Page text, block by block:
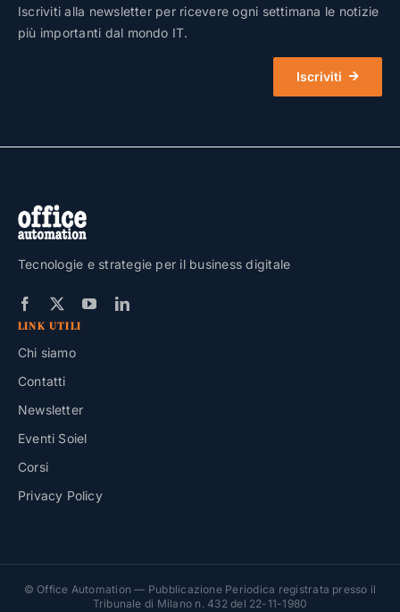
Iscriviti alla newsletter per ricevere ogni settimana le notizie
più importanti dal mondo IT.
Iscriviti
Tecnologie e strategie per il business digitale
LINK UTILI
Chi siamo
Contatti
Newsletter
Eventi Soiel
Corsi
Privacy Policy
© Office Automation — Pubblicazione Periodica registrata presso il
Tribunale di Milano n. 432 del 22-11-1980